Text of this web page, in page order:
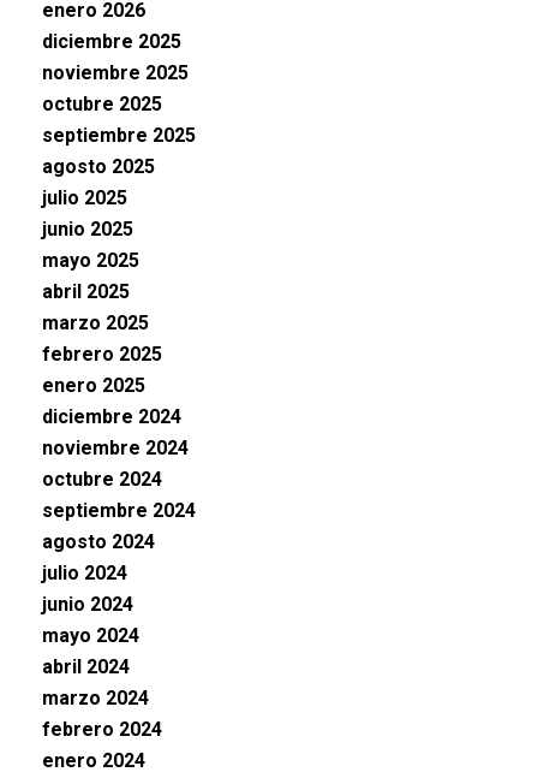
enero 2026
diciembre 2025
noviembre 2025
octubre 2025
septiembre 2025
agosto 2025
julio 2025
junio 2025
mayo 2025
abril 2025
marzo 2025
febrero 2025
enero 2025
diciembre 2024
noviembre 2024
octubre 2024
septiembre 2024
agosto 2024
julio 2024
junio 2024
mayo 2024
abril 2024
marzo 2024
febrero 2024
enero 2024